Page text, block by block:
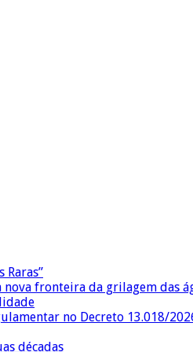
Raras”
nova fronteira da grilagem das
no Decreto 13.018/
décadas